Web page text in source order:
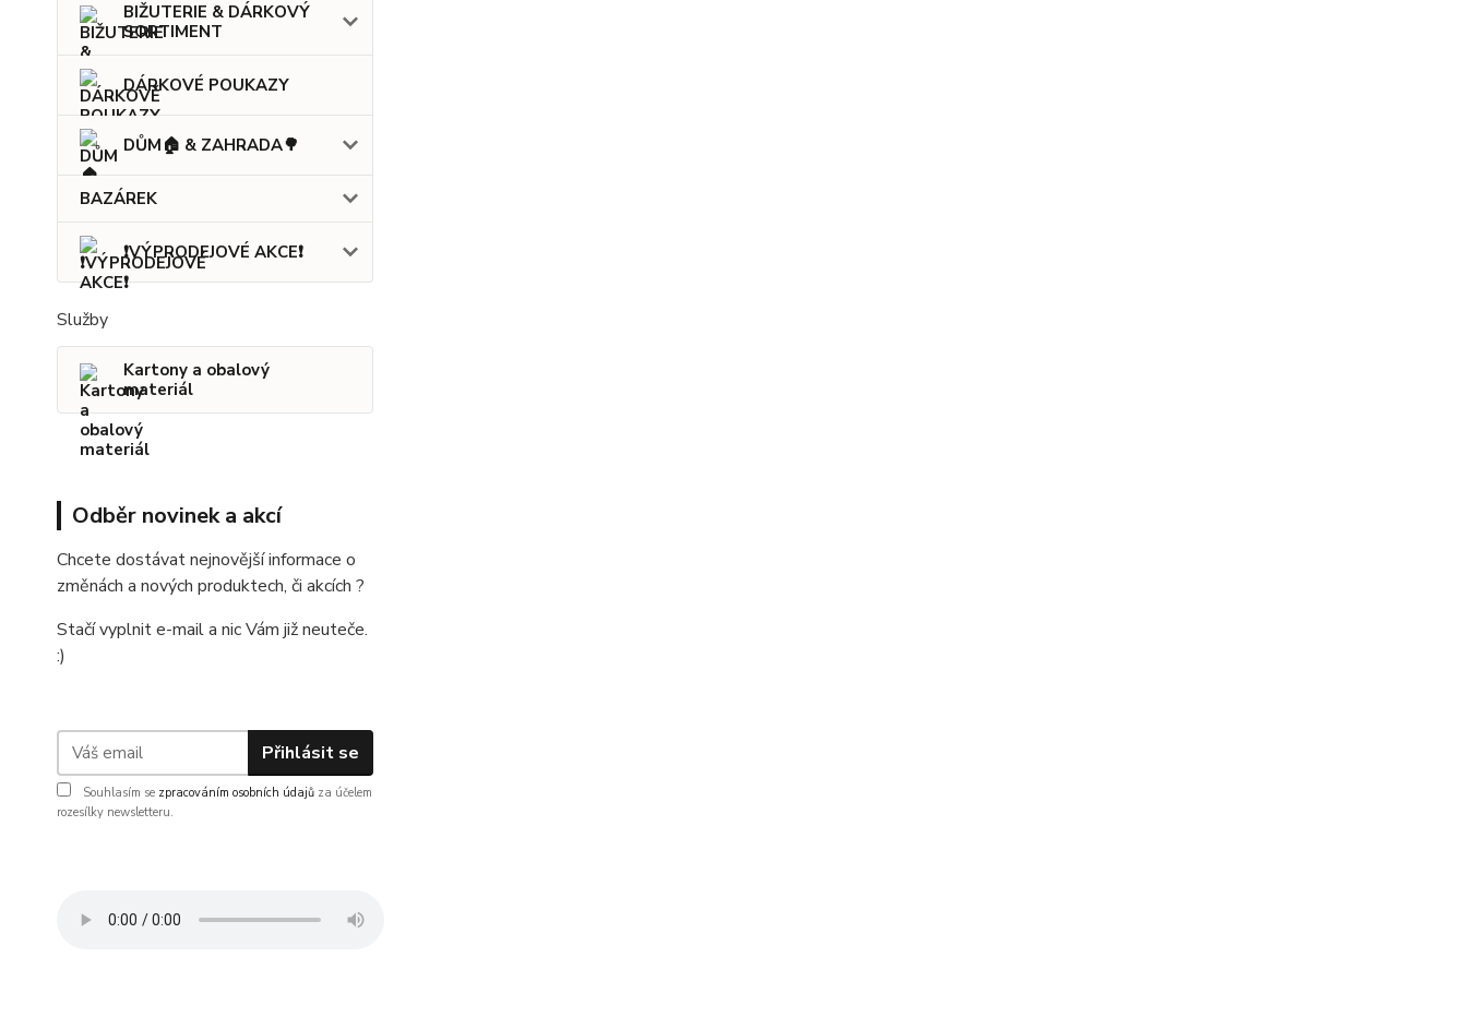
BIŽUTERIE & DÁRKOVÝ
SORTIMENT
DÁRKOVÉ POUKAZY
DŮM🏠 & ZAHRADA🌳
BAZÁREK
❗VÝPRODEJOVÉ AKCE❗
Služby
Kartony a obalový
materiál
Odběr novinek a akcí
Chcete dostávat nejnovější informace o
změnách a nových produktech, či akcích ?
Stačí vyplnit e-mail a nic Vám již neuteče.
:)
Přihlásit se
Souhlasím se zpracováním osobních údajů za účelem
rozesílky newsletteru.